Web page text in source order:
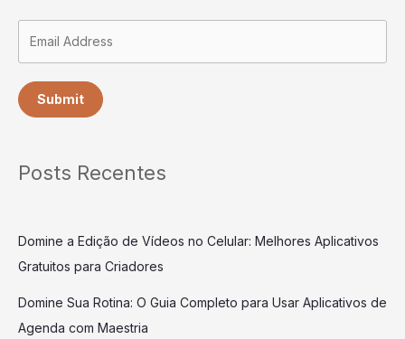
Submit
Posts Recentes
Domine a Edição de Vídeos no Celular: Melhores Aplicativos
Gratuitos para Criadores
Domine Sua Rotina: O Guia Completo para Usar Aplicativos de
Agenda com Maestria